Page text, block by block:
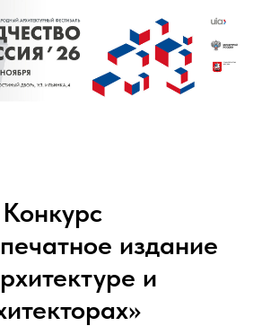
Конкурс
издание
и